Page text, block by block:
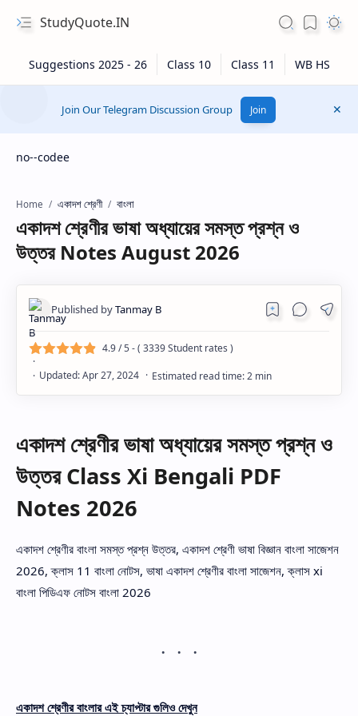
StudyQuote.IN
Join Our Telegram Discussion Group Join
no--codee
Home একাদশ শ্রেণী বাংলা
একাদশ শ্রেণীর ভাষা অধ্যায়ের সমস্ত প্রশ্ন ও
উত্তর Notes August 2026
4.9/ 5 - ( 3339Student rates )
একাদশ শ্রেণীর ভাষা অধ্যায়ের সমস্ত প্রশ্ন ও
উত্তর Class Xi Bengali PDF
Notes 2026
একাদশ শ্রেণীর বাংলা সমস্ত প্রশ্ন উত্তর, একাদশ শ্রেণী ভাষা বিজ্ঞান বাংলা সাজেশন
2026, ক্লাস 11 বাংলা নোটস, ভাষা একাদশ শ্রেণীর বাংলা সাজেশন, ক্লাস xi
বাংলা পিডিএফ নোটস বাংলা 2026
একাদশ শ্রেণীর বাংলার এই চ্যাপ্টার গুলিও দেখুন